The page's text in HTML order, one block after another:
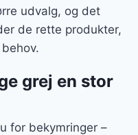
udvalg, og det
de rette produkter,
grej en stor
for bekymringer –